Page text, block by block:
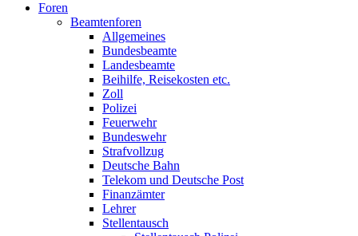
Foren
Beamtenforen
Allgemeines
Bundesbeamte
Landesbeamte
Beihilfe, Reisekosten etc.
Zoll
Polizei
Feuerwehr
Bundeswehr
Strafvollzug
Deutsche Bahn
Telekom und Deutsche Post
Finanzämter
Lehrer
Stellentausch